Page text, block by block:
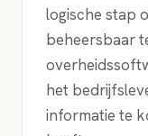
logische stap
beheersbaar
het
informatie te